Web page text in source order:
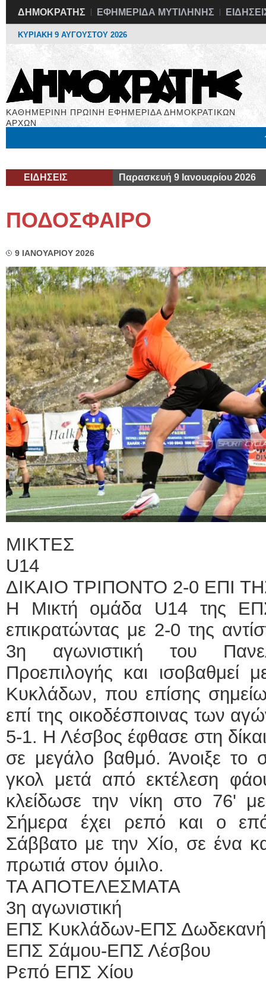
ΔΗΜΟΚΡΑΤΗΣ ΕΦΗΜΕΡΙΔΑ ΜΥΤΙΛΗΝΗΣ
ΚΥΡΙΑΚΗ 9 ΑΥΓΟΥΣΤΟΥ 2026
ΚΑΘΗΜΕΡΙΝΗ ΠΡΩΙΝΗ ΕΦΗΜΕΡΙΔΑ ΔΗΜΟΚΡΑΤΙΚΩΝ
ΑΡΧΩΝ
ΕΙΔΗΣΕΙΣ Παρασκευή 9 Ιανουαρίου 2026
ΠΟΔΟΣΦΑΙΡΟ
9 ΙΑΝΟΥΑΡΙΟΥ 2026
MIKTEΣ
U14
ΔΙΚΑΙΟ ΤΡΙΠΟΝΤΟ 2-0 ΕΠΙ
Η Μικτή ομάδα U14 της
επικρατώντας με 2-0 της
3η αγωνιστική του
Προεπιλογής και
Κυκλάδων, που επίσης
επί της οικοδέσποινας των
5-1. Η Λέσβος έφθασε στη
σε μεγάλο βαθμό. Άνοιξε
γκολ μετά από εκτέλεση
κλείδωσε την νίκη στο 76'
Σήμερα έχει ρεπό και ο
Σάββατο με την Χίο, σε ένα
πρωτιά στον όμιλο.
ΤΑ ΑΠΟΤΕΛΕΣΜΑΤΑ
3η αγωνιστική
ΕΠΣ Κυκλάδων-ΕΠΣ
ΕΠΣ Σάμου-ΕΠΣ
Ρεπό ΕΠΣ Χίου